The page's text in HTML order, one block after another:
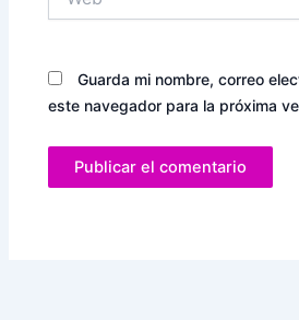
Guarda mi nombre, correo
este navegador para la próxima